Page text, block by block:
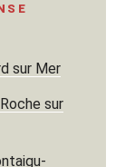
sur Mer
sur